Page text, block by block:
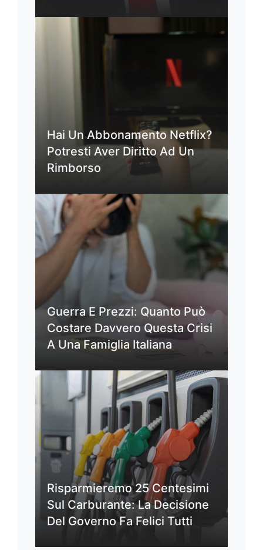
Hai Un Abbonamento Netflix?
Potresti Aver Diritto Ad Un
Rimborso
Guerra E Prezzi: Quanto Può
Costare Davvero Questa Crisi
A Una Famiglia Italiana
Risparmieremo 25 Centesimi
Sul Carburante: La Decisione
Del Governo Fa Felici Tutti